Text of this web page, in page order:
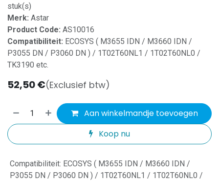
stuk(s)
Merk: Astar
Product Code: AS10016
Compatibiliteit: ECOSYS ( M3655 IDN / M3660 IDN /
P3055 DN / P3060 DN ) / 1T02T60NL1 / 1T02T60NL0 /
TK3190 etc.
52,50€(Exclusief btw)
Aan winkelmandje toevoegen
Koop nu
Compatibiliteit: ECOSYS ( M3655 IDN / M3660 IDN /
P3055 DN / P3060 DN ) / 1T02T60NL1 / 1T02T60NL0 /